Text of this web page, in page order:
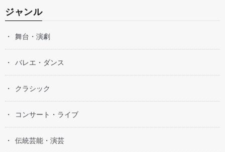
ジャンル
舞台・演劇
バレエ・ダンス
クラシック
コンサート・ライブ
伝統芸能・演芸